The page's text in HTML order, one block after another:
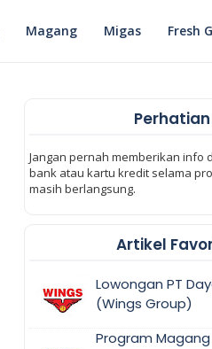
Magang Migas Fresh
Jangan pernah memberikan info
bank atau kartu kredit selama
masih berlangsung.
Artikel
Lowongan PT
(Wings Group)
Program Magang